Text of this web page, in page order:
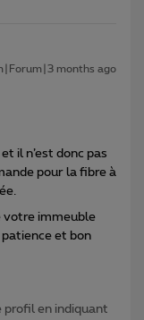
months ago
il n’est donc pas
pour la fibre à
votre immeuble
et bon
en indiquant